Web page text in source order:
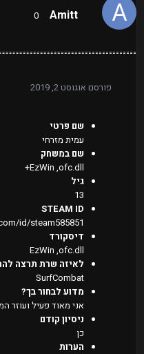
Amitt
0
פורסם אוגוסט 2, 2019
שם פרטי
עמית מזרחי
שם במשחק
EzWin ,ofc.dll+
גיל
13
STEAM ID
id/steam585851
דיסקורד
EzWin ,ofc.dll
לאיזה שרת תרצה
SurfCombat
מדוע לבחור בך?
אני מאוד פעיל ועוזר
ניסיון קודם
כן
הערות